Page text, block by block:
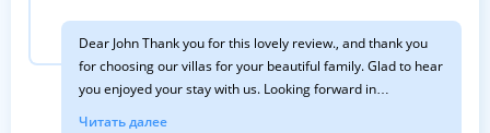
Рекомендую этот отель полностью.
Dear John Thank you for this lovely review., and thank you
for choosing our villas for your beautiful family. Glad to hear
you enjoyed your stay with us. Looking forward in
Читать далее